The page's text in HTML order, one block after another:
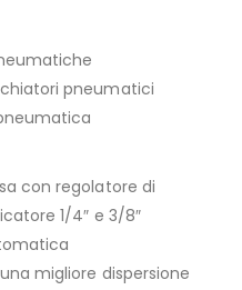
pneumatici
con regolatore di
1/4″ e 3/8″
migliore dispersione